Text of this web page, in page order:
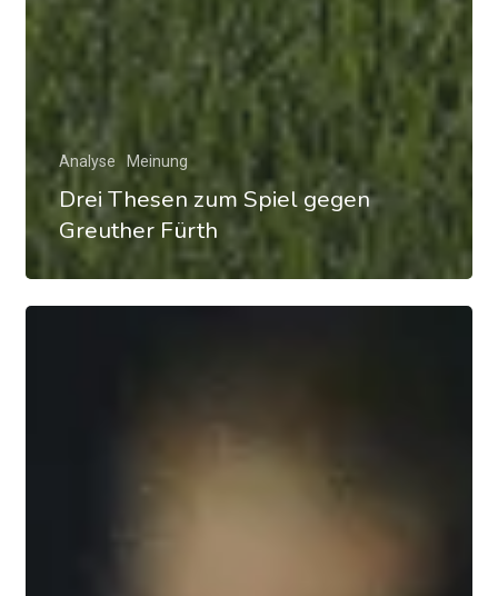
Analyse Meinung
Drei Thesen zum Spiel gegen
Greuther Fürth